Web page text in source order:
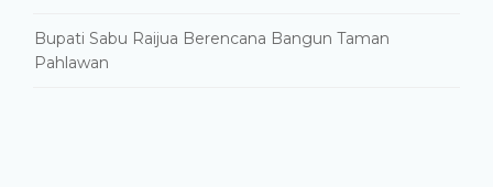
Bupati Sabu Raijua Berencana Bangun Taman
Pahlawan